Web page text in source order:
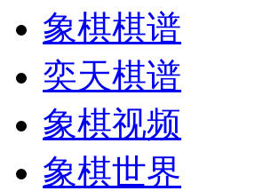
象棋棋谱
奕天棋谱
象棋视频
象棋世界